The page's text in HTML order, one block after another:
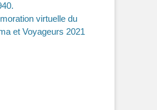
virtuelle du
et Voyageurs 2021